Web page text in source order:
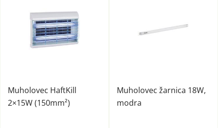
Muholovec HaftKill
2×15W (150mm²)
Muholovec žarnica 18W,
modra